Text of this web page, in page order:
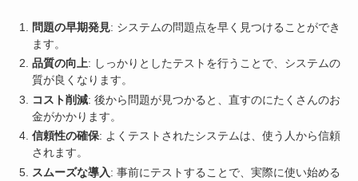
問題の早期発見: システムの問題点を早く見つけることができ
ます。
品質の向上: しっかりとしたテストを行うことで、システムの
質が良くなります。
コスト削減: 後から問題が見つかると、直すのにたくさんのお
金がかかります。
信頼性の確保: よくテストされたシステムは、使う人から信頼
されます。
スムーズな導入: 事前にテストすることで、実際に使い始める